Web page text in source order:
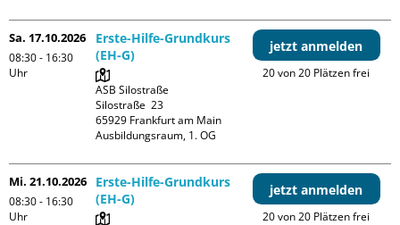
Sa. 17.10.2026
08:30 - 16:30
Uhr
Erste-Hilfe-Grundkurs
(EH-G)
ASB Silostraße
Silostraße  23
65929 Frankfurt am Main
Ausbildungsraum, 1. OG
jetzt anmelden
20 von 20 Plätzen frei
Mi. 21.10.2026
08:30 - 16:30
Uhr
Erste-Hilfe-Grundkurs
(EH-G)
jetzt anmelden
20 von 20 Plätzen frei